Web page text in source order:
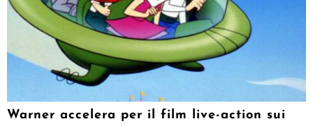
Warner accelera per il film live-action sui